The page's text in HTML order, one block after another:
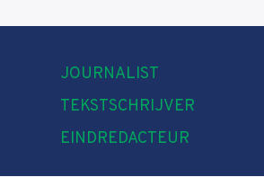
JOURNALIST
TEKSTSCHRIJVER
EINDREDACTEUR